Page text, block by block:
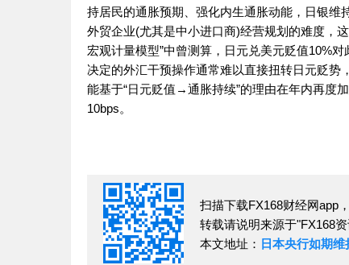
持居民的通胀预期、强化内生通胀动能，日银维
外贸企业(尤其是中小进口商)经营规划的难度，
宏观计量模型”中曾测算，日元兑美元贬值10%
决定的外汇干预操作通常难以直接扭转日元贬
能基于“日元贬值→通胀持续”的理由在年内再度
10bps。
扫描下载FX168财经网app
转载请说明来源于"FX168
本文地址： 日本央行如期